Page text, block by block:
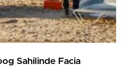
Sahilinde Facia